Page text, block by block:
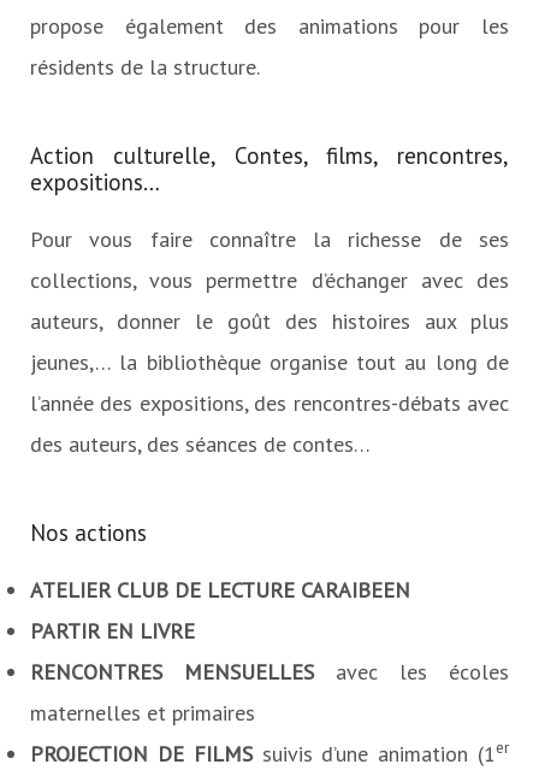
propose également des animations pour les
résidents de la structure.
Action culturelle, Contes, films, rencontres,
expositions…
Pour vous faire connaître la richesse de ses
collections, vous permettre d’échanger avec des
auteurs, donner le goût des histoires aux plus
jeunes,… la bibliothèque organise tout au long de
l’année des expositions, des rencontres-débats avec
des auteurs, des séances de contes…
Nos actions
ATELIER CLUB DE LECTURE CARAIBEEN
PARTIR EN LIVRE
RENCONTRES MENSUELLES avec les écoles
maternelles et primaires
PROJECTION DE FILMS suivis d’une animation (1er